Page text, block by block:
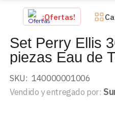
TÉRMINOS MÁS BUSCADOS
tenis mujer
2.
tenis hombre
3
mochilas
4.
iphone
5.
tenis
¡Ofertas!
Set Perry Ellis
piezas Eau de
Caballero 2148
SKU: 140000001006
Vendido y entregado por: